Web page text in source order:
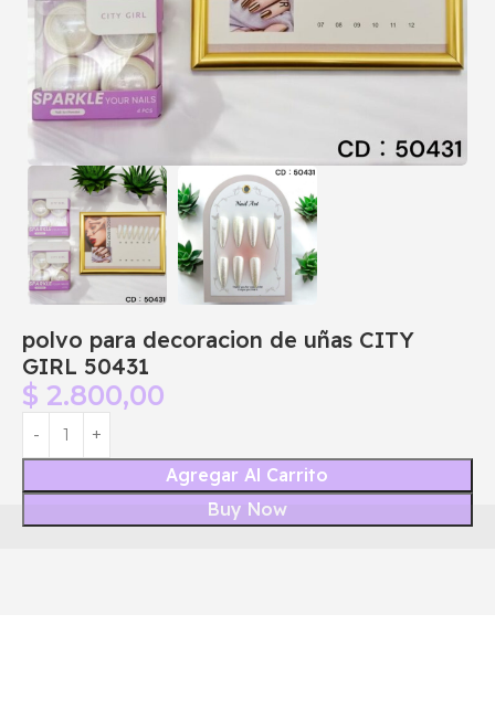
polvo para decoracion de uñas CITY
GIRL 50431
$ 2.800,00
Agregar Al Carrito
Buy Now